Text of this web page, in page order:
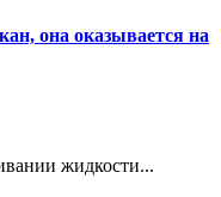
она оказывается на
жидкости...